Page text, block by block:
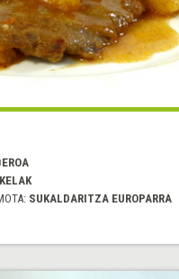
SUKALDARITZA EUROPARRA